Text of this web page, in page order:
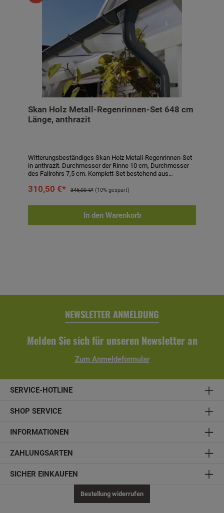
Skan Holz Metall-Regenrinnen-Set 648 cm
Länge, anthrazit
Witterungsbeständiges Skan Holz Metall-Regenrinnen-Set
in anthrazit. Durchmesser der Rinne 10 cm, Durchmesser
des Fallrohrs 7,5 cm. Komplett-Set bestehend aus
Verbindungselementen, Rohrschellen, Regenrinnenhaltern,
Einfaches Stecken und Verklemmen der Teile, einmaliges
Verkleben der Rinnenendstücke und Rinnenverbinder durch
310,50 €* 345,00 €* (10% gespart)
In den Warenkorb
NEWSLETTER ANMELDUNG
Melden Sie sich für unseren Newsletter an
Zum Anmeldeformular
SERVICE-HOTLINE
SHOP SERVICE
INFORMATIONEN
ZAHLUNGSARTEN
SICHER EINKAUFEN
Bestellung widerrufen